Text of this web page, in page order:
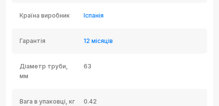
Країна виробник Іспанія
Гарантія 12 місяців
Діаметр труби,
мм
63
Вага в упаковці, кг 0.42